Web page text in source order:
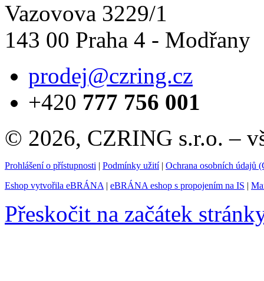
Vazovova 3229/1
143 00 Praha 4 - Modřany
prodej@czring.cz
+420 777 756 001
© 2026, CZRING s.r.o. –
Prohlášení o přístupnosti | Podmínky užití| Ochrana osobních údajů
Eshop vytvořila eBRÁNA | eBRÁNA eshop s propojením na IS |
Přeskočit na začátek